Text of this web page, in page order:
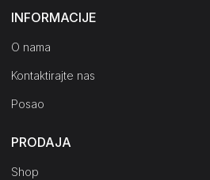
INFORMACIJE
O nama
Kontaktirajte nas
Posao
PRODAJA
Shop